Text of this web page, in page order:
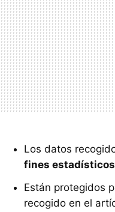
Los datos
fines estadísticos
Están protegidos
recogido en el